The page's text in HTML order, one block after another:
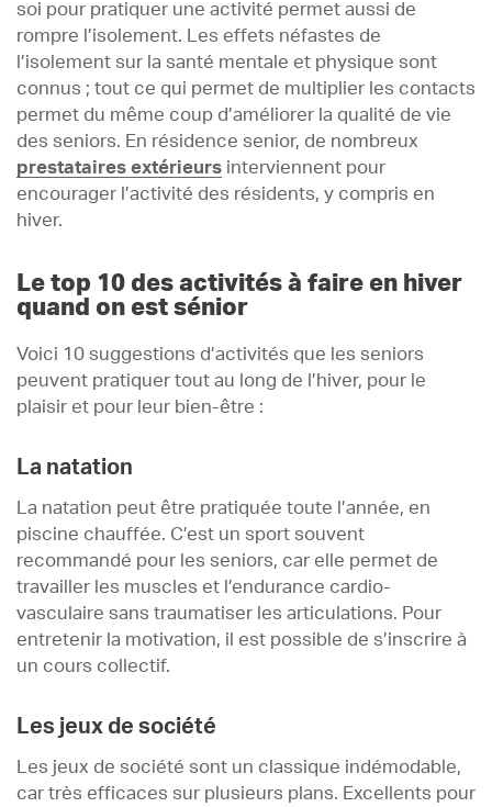
soi pour pratiquer une activité permet aussi de
rompre l’isolement. Les effets néfastes de
l’isolement sur la santé mentale et physique sont
connus ; tout ce qui permet de multiplier les contacts
permet du même coup d’améliorer la qualité de vie
des seniors. En résidence senior, de nombreux
prestataires extérieurs interviennent pour
encourager l’activité des résidents, y compris en
hiver.
Le top 10 des activités à faire en hiver
quand on est sénior
Voici 10 suggestions d’activités que les seniors
peuvent pratiquer tout au long de l’hiver, pour le
plaisir et pour leur bien-être :
La natation
La natation peut être pratiquée toute l’année, en
piscine chauffée. C’est un sport souvent
recommandé pour les seniors, car elle permet de
travailler les muscles et l’endurance cardio-
vasculaire sans traumatiser les articulations. Pour
entretenir la motivation, il est possible de s’inscrire à
un cours collectif.
Les jeux de société
Les jeux de société sont un classique indémodable,
car très efficaces sur plusieurs plans. Excellents pour